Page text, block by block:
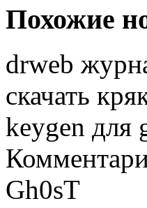
Похожие
drweb
скачать
keygen для
Gh0sT